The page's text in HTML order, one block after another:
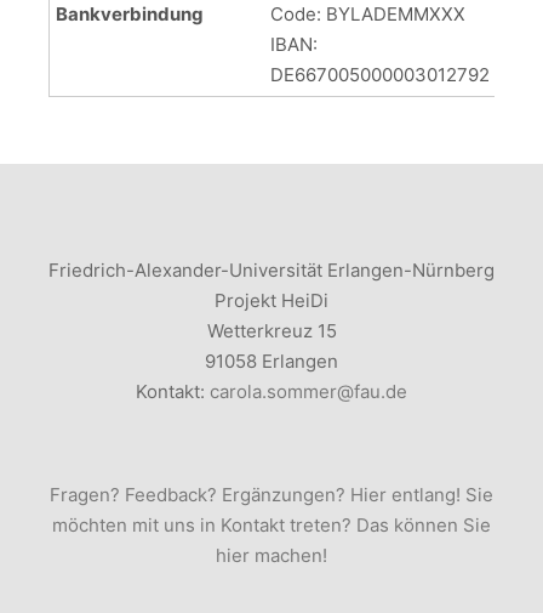
Bankverbindung
Code: BYLADEMMXXX
IBAN:
DE667005000003012792
Friedrich-Alexander-Universität Erlangen-Nürnberg
Projekt HeiDi
Wetterkreuz 15
91058 Erlangen
Kontakt: carola.sommer@fau.de
Fragen? Feedback? Ergänzungen? Hier entlang! Sie
möchten mit uns in Kontakt treten? Das können Sie
hier machen!